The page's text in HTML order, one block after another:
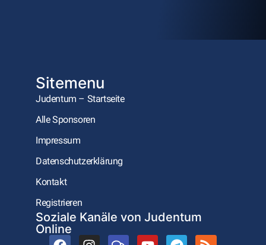
Sitemenu
Judentum – Startseite
Alle Sponsoren
Impressum
Datenschutzerklärung
Kontakt
Registrieren
Soziale Kanäle von Judentum
Online